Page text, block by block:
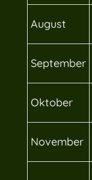
August
September
Oktober
November